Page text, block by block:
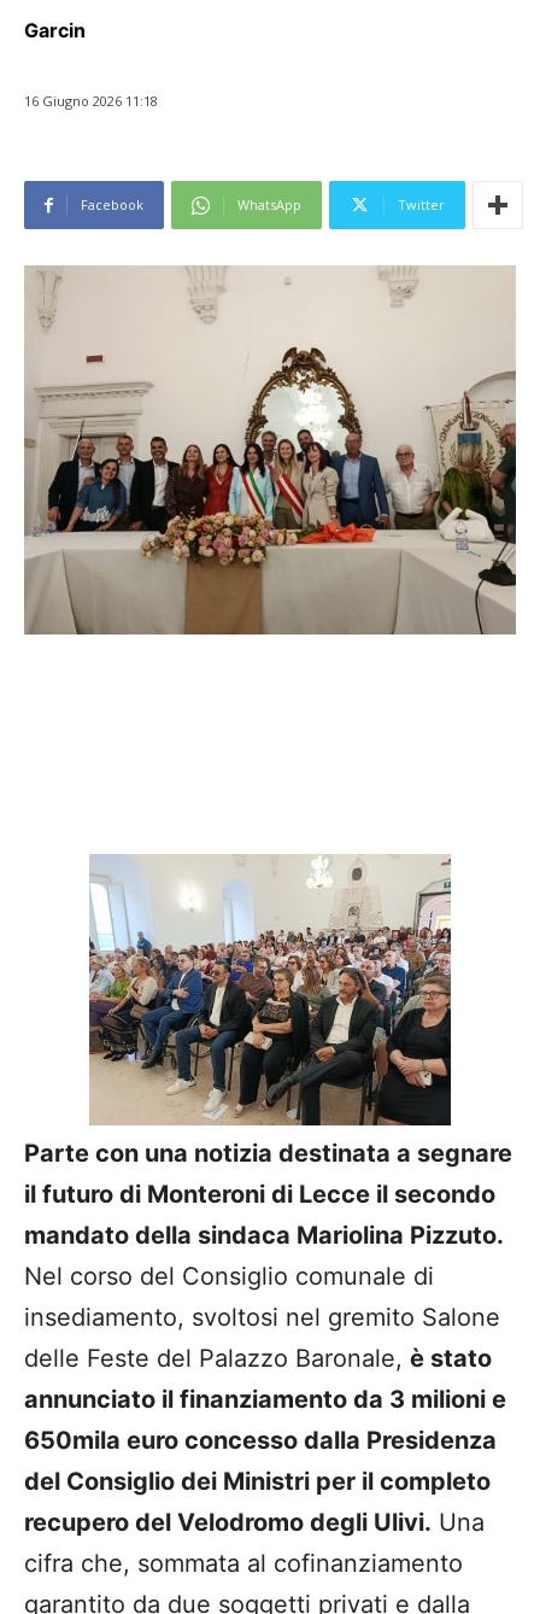
Garcin
16 Giugno 2026 11:18
Facebook WhatsApp Twitter
Parte con una notizia destinata a segnare
il futuro di Monteroni di Lecce il secondo
mandato della sindaca Mariolina Pizzuto.
Nel corso del Consiglio comunale di
insediamento, svoltosi nel gremito Salone
delle Feste del Palazzo Baronale, è stato
annunciato il finanziamento da 3 milioni e
650mila euro concesso dalla Presidenza
del Consiglio dei Ministri per il completo
recupero del Velodromo degli Ulivi. Una
cifra che, sommata al cofinanziamento
garantito da due soggetti privati e dalla